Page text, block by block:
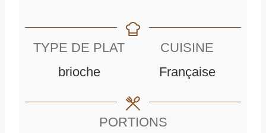
n
u
u
s
t
e
TYPE DE PLAT
brioche
CUISINE
Française
PORTIONS